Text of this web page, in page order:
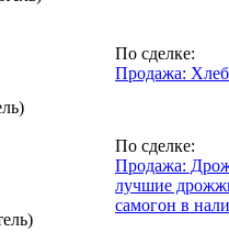
По сделке:
Продажа:
По сделке:
Продажа:
лучшие
самогон в